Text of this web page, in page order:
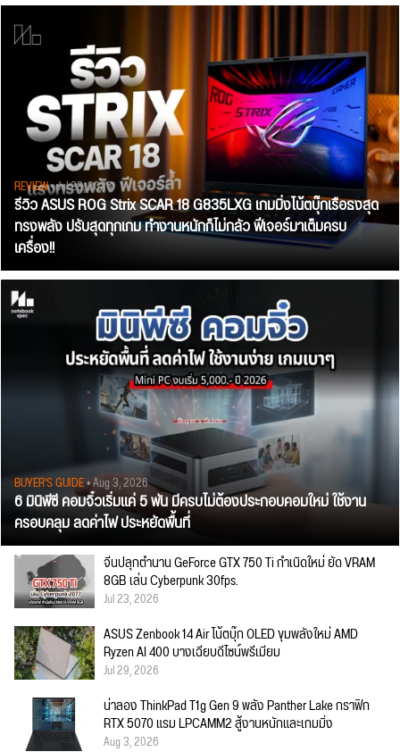
REVIEW• Jul 28, 2026
รีวิว ASUS ROG Strix SCAR 18 G835LXG เกมมิ่งโน้ตบุ๊กเรือธงสุด
ทรงพลัง ปรับสุดทุกเกม ทำงานหนักก็ไม่กลัว ฟีเจอร์มาเต็มครบ
เครื่อง!!
BUYER'S GUIDE• Aug 3, 2026
6 มินิพีซี คอมจิ๋วเริ่มแค่ 5 พัน มีครบไม่ต้องประกอบคอมใหม่ ใช้งาน
ครอบคลุม ลดค่าไฟ ประหยัดพื้นที่
จีนปลุกตำนาน GeForce GTX 750 Ti กำเนิดใหม่ ยัด VRAM
8GB เล่น Cyberpunk 30fps.
Jul 23, 2026
ASUS Zenbook 14 Air โน้ตบุ๊ก OLED ขุมพลังใหม่ AMD
Ryzen AI 400 บางเฉียบดีไซน์พรีเมียม
Jul 29, 2026
น่าลอง ThinkPad T1g Gen 9 พลัง Panther Lake กราฟิก
RTX 5070 แรม LPCAMM2 สู้งานหนักและเกมมิ่ง
Aug 3, 2026